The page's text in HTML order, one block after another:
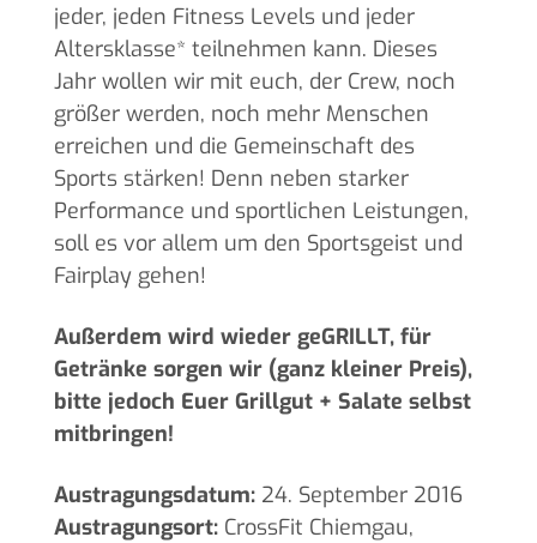
jeder, jeden Fitness Levels und jeder
Altersklasse* teilnehmen kann. Dieses
Jahr wollen wir mit euch, der Crew, noch
größer werden, noch mehr Menschen
erreichen und die Gemeinschaft des
Sports stärken! Denn neben starker
Performance und sportlichen Leistungen,
soll es vor allem um den Sportsgeist und
Fairplay gehen!
Außerdem wird wieder geGRILLT, für
Getränke sorgen wir (ganz kleiner Preis),
bitte jedoch Euer Grillgut + Salate selbst
mitbringen!
Austragungsdatum:24. September 2016
Austragungsort:CrossFit Chiemgau,